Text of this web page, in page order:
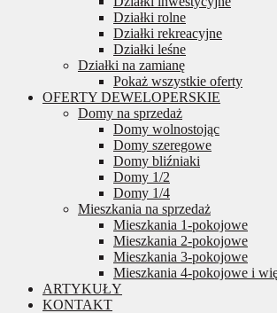
Działki rolne
Działki rekreacyjne
Działki leśne
Działki na zamianę
Pokaż wszystkie oferty
OFERTY DEWELOPERSKIE
Domy na sprzedaż
Domy wolnostojąc
Domy szeregowe
Domy bliźniaki
Domy 1/2
Domy 1/4
Mieszkania na sprzedaż
Mieszkania 1-pokojowe
Mieszkania 2-pokojowe
Mieszkania 3-pokojowe
Mieszkania 4-pokojowe i
ARTYKUŁY
KONTAKT